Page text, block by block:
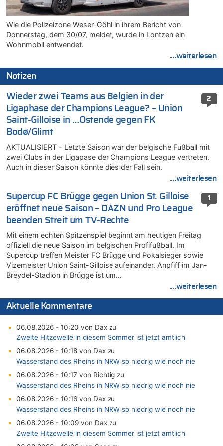
Wie die Polizeizone Weser-Göhl in ihrem Bericht von
Donnerstag, dem 30/07, meldet, wurde in Lontzen ein
Wohnmobil entwendet.
....weiterlesen
Notizen
2
Wieder zwei Teams aus Belgien in der
Ligaphase der Champions League? – Union
Saint-Gilloise in …Ostende gegen FK
Bodø/Glimt
AKTUALISIERT - Letzte Saison war der belgische Fußball mit
zwei Clubs in der Ligapase der Champions League vertreten.
Auch in dieser Saison könnte dies der Fall sein.
....weiterlesen
1
Supercup FC Brügge gegen Union St. Gilloise
eröffnet neue Saison – DAZN und Pro League
beenden Streit um TV-Rechte
Mit einem echten Spitzenspiel beginnt am heutigen Freitag
offiziell die neue Saison im belgischen Profifußball. Im
Supercup treffen Meister FC Brügge und Pokalsieger sowie
Vizemeister Union Saint-Gilloise aufeinander. Anpfiff im Jan-
Breydel-Stadion in Brügge ist um…
....weiterlesen
Aktuelle Kommentare
06.08.2026 - 10:20 von Dax zu
Zweite Hitzewelle in diesem Sommer ist jetzt amtlich
06.08.2026 - 10:18 von Dax zu
Wasserstand des Rheins in NRW so niedrig wie noch nie
06.08.2026 - 10:17 von Richtig zu
Wasserstand des Rheins in NRW so niedrig wie noch nie
06.08.2026 - 10:16 von Dax zu
Wasserstand des Rheins in NRW so niedrig wie noch nie
06.08.2026 - 10:09 von Dax zu
Zweite Hitzewelle in diesem Sommer ist jetzt amtlich